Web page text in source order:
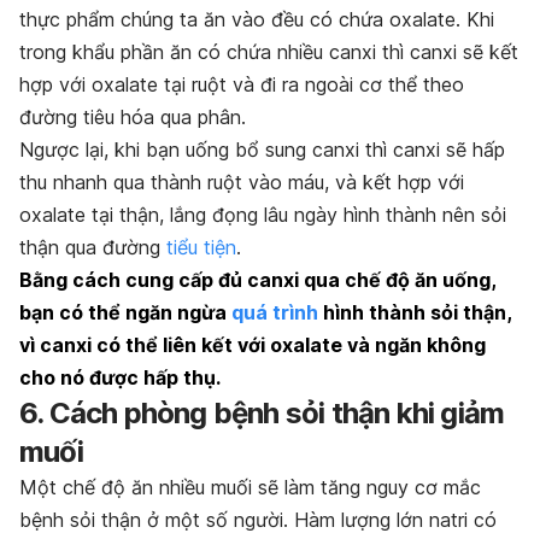
thực phẩm chúng ta ăn vào đều có chứa oxalate. Khi
trong khẩu phần ăn có chứa nhiều canxi thì canxi sẽ kết
hợp với oxalate tại ruột và đi ra ngoài cơ thể theo
đường tiêu hóa qua phân.
Ngược lại, khi bạn uống bổ sung canxi thì canxi sẽ hấp
thu nhanh qua thành ruột vào máu, và kết hợp với
oxalate tại thận, lắng đọng lâu ngày hình thành nên sỏi
thận qua đường tiểu tiện.
Bằng cách cung cấp đủ canxi qua chế độ ăn uống,
bạn có thể ngăn ngừa quá trình hình thành sỏi thận,
vì canxi có thể liên kết với oxalate và ngăn không
cho nó được hấp thụ.
6. Cách phòng bệnh sỏi thận khi giảm
muối
Một chế độ ăn nhiều muối sẽ làm tăng nguy cơ mắc
bệnh sỏi thận ở một số người. Hàm lượng lớn natri có